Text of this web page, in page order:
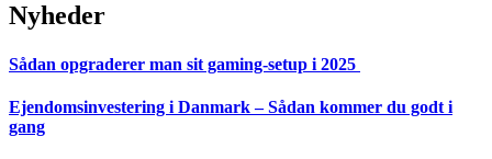
Nyheder
Sådan opgraderer man sit gaming-setup i 2025
Ejendomsinvestering i Danmark – Sådan kommer du godt i
gang